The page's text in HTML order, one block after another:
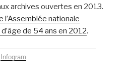
archives ouvertes en 2013.
l’Assemblée nationale
de 54 ans en 2012.
Infogram